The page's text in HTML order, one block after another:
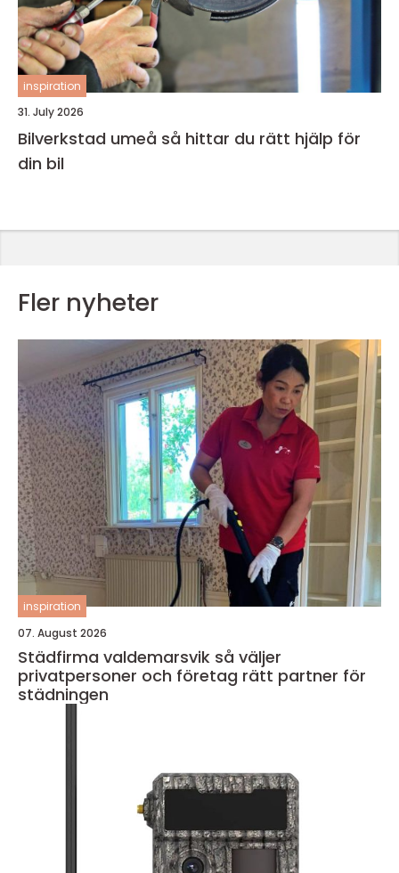
inspiration
31. July 2026
Bilverkstad umeå så hittar du rätt hjälp för
din bil
Fler nyheter
inspiration
07. August 2026
Städfirma valdemarsvik så väljer
privatpersoner och företag rätt partner för
städningen